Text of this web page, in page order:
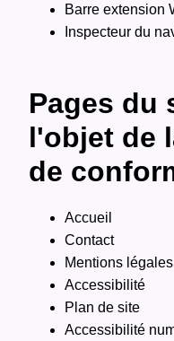
Barre extension
Inspecteur du
Pages du
l'objet de
de
Accueil
Contact
Mentions légales
Accessibilité
Plan de site
Accessibilité